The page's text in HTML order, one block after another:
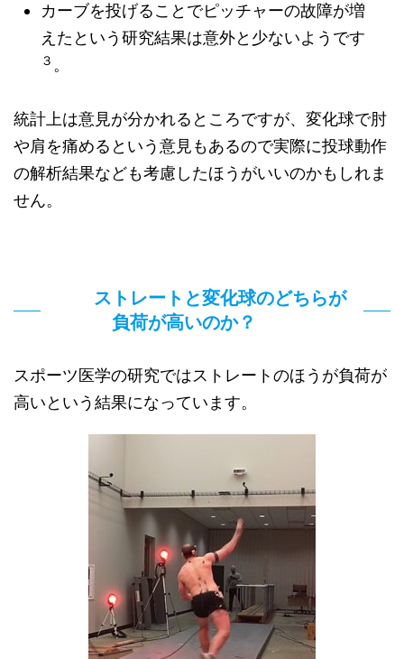
カーブを投げることでピッチャーの故障が増
えたという研究結果は意外と少ないようです
３ 。
統計上は意見が分かれるところですが、変化球で肘
や肩を痛めるという意見もあるので実際に投球動作
の解析結果なども考慮したほうがいいのかもしれま
せん。
ストレートと変化球のどちらが
負荷が高いのか？
スポーツ医学の研究ではストレートのほうが負荷が
高いという結果になっています。